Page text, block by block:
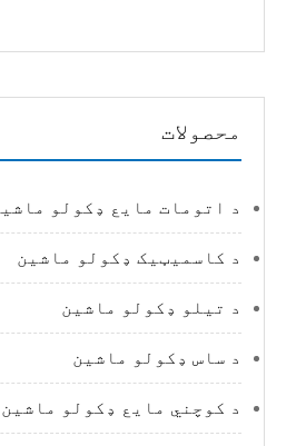
محصولات
د اتومات مایع ډکولو
د کاسمیټیک ډکولو ماشین
د تیلو ډکولو ماشین
د ساس ډکولو ماشین
د کوچني مایع ډکولو ماشین